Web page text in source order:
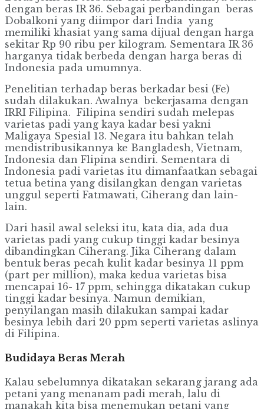
dengan beras IR 36. Sebagai perbandingan beras
Dobalkoni yang diimpor dari India yang
memiliki khasiat yang sama dijual dengan harga
sekitar Rp 90 ribu per kilogram. Sementara IR 36
harganya tidak berbeda dengan harga beras di
Indonesia pada umumnya.
Penelitian terhadap beras berkadar besi (Fe)
sudah dilakukan. Awalnya bekerjasama dengan
IRRI Filipina. Filipina sendiri sudah melepas
varietas padi yang kaya kadar besi yakni
Maligaya Spesial 13. Negara itu bahkan telah
mendistribusikannya ke Bangladesh, Vietnam,
Indonesia dan Flipina sendiri. Sementara di
Indonesia padi varietas itu dimanfaatkan sebagai
tetua betina yang disilangkan dengan varietas
unggul seperti Fatmawati, Ciherang dan lain-
lain.
Dari hasil awal seleksi itu, kata dia, ada dua
varietas padi yang cukup tinggi kadar besinya
dibandingkan Ciherang. Jika Ciherang dalam
bentuk beras pecah kulit kadar besinya 11 ppm
(part per million), maka kedua varietas bisa
mencapai 16- 17 ppm, sehingga dikatakan cukup
tinggi kadar besinya. Namun demikian,
penyilangan masih dilakukan sampai kadar
besinya lebih dari 20 ppm seperti varietas aslinya
di Filipina.
Budidaya Beras Merah
Kalau sebelumnya dikatakan sekarang jarang ada
petani yang menanam padi merah, lalu di
manakah kita bisa menemukan petani yang